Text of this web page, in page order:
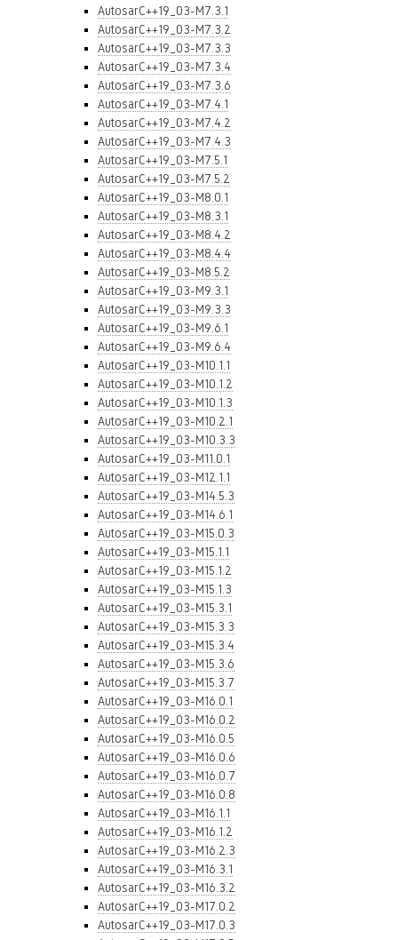
AutosarC++19_03-M7.3.1
AutosarC++19_03-M7.3.2
AutosarC++19_03-M7.3.3
AutosarC++19_03-M7.3.4
AutosarC++19_03-M7.3.6
AutosarC++19_03-M7.4.1
AutosarC++19_03-M7.4.2
AutosarC++19_03-M7.4.3
AutosarC++19_03-M7.5.1
AutosarC++19_03-M7.5.2
AutosarC++19_03-M8.0.1
AutosarC++19_03-M8.3.1
AutosarC++19_03-M8.4.2
AutosarC++19_03-M8.4.4
AutosarC++19_03-M8.5.2
AutosarC++19_03-M9.3.1
AutosarC++19_03-M9.3.3
AutosarC++19_03-M9.6.1
AutosarC++19_03-M9.6.4
AutosarC++19_03-M10.1.1
AutosarC++19_03-M10.1.2
AutosarC++19_03-M10.1.3
AutosarC++19_03-M10.2.1
AutosarC++19_03-M10.3.3
AutosarC++19_03-M11.0.1
AutosarC++19_03-M12.1.1
AutosarC++19_03-M14.5.3
AutosarC++19_03-M14.6.1
AutosarC++19_03-M15.0.3
AutosarC++19_03-M15.1.1
AutosarC++19_03-M15.1.2
AutosarC++19_03-M15.1.3
AutosarC++19_03-M15.3.1
AutosarC++19_03-M15.3.3
AutosarC++19_03-M15.3.4
AutosarC++19_03-M15.3.6
AutosarC++19_03-M15.3.7
AutosarC++19_03-M16.0.1
AutosarC++19_03-M16.0.2
AutosarC++19_03-M16.0.5
AutosarC++19_03-M16.0.6
AutosarC++19_03-M16.0.7
AutosarC++19_03-M16.0.8
AutosarC++19_03-M16.1.1
AutosarC++19_03-M16.1.2
AutosarC++19_03-M16.2.3
AutosarC++19_03-M16.3.1
AutosarC++19_03-M16.3.2
AutosarC++19_03-M17.0.2
AutosarC++19_03-M17.0.3